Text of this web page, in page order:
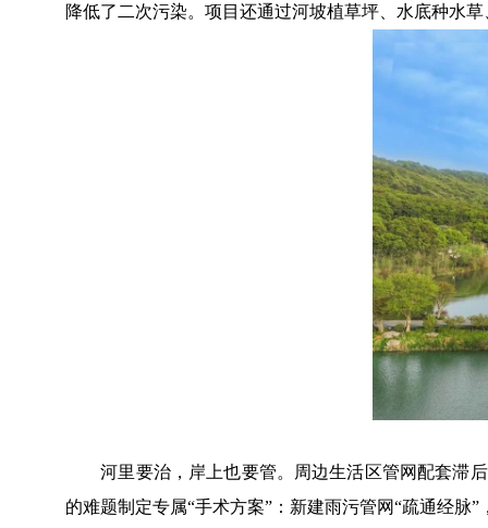
降低了二次污染。项目还通过河坡植草坪、水底种水
河里要治，岸上也要管。周边生活区管网配套滞后
的难题制定专属“手术方案”：新建雨污管网“疏通经脉